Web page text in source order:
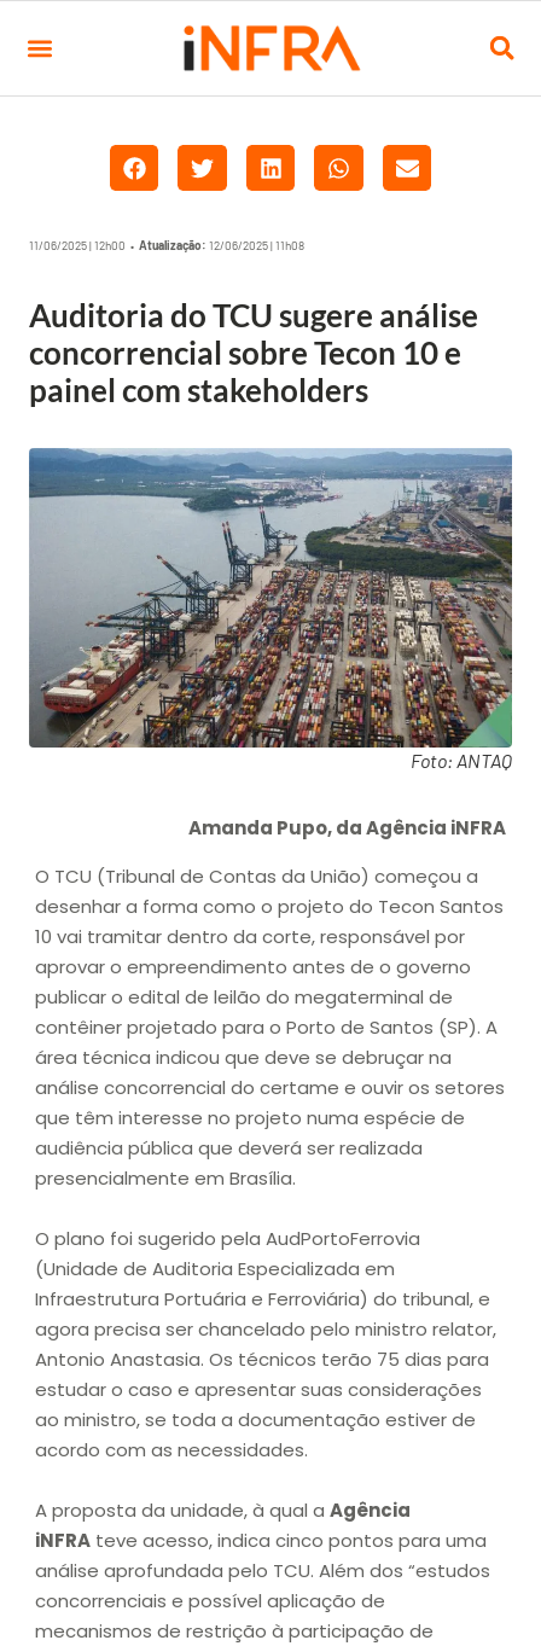
11/06/2025 | 12h00 • Atualização: 12/06/2025 | 11h08
Auditoria do TCU sugere análise
concorrencial sobre Tecon 10 e
painel com stakeholders
Foto: ANTAQ
Amanda Pupo, da Agência iNFRA
O TCU (Tribunal de Contas da União) começou a
desenhar a forma como o projeto do Tecon Santos
10 vai tramitar dentro da corte, responsável por
aprovar o empreendimento antes de o governo
publicar o edital de leilão do megaterminal de
contêiner projetado para o Porto de Santos (SP). A
área técnica indicou que deve se debruçar na
análise concorrencial do certame e ouvir os setores
que têm interesse no projeto numa espécie de
audiência pública que deverá ser realizada
presencialmente em Brasília.
O plano foi sugerido pela AudPortoFerrovia
(Unidade de Auditoria Especializada em
Infraestrutura Portuária e Ferroviária) do tribunal, e
agora precisa ser chancelado pelo ministro relator,
Antonio Anastasia. Os técnicos terão 75 dias para
estudar o caso e apresentar suas considerações
ao ministro, se toda a documentação estiver de
acordo com as necessidades.
A proposta da unidade, à qual a Agência
iNFRA teve acesso, indica cinco pontos para uma
análise aprofundada pelo TCU. Além dos “estudos
concorrenciais e possível aplicação de
mecanismos de restrição à participação de